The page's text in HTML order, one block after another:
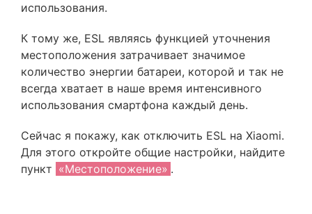
использования.
К тому же, ESL являясь функцией уточнения
местоположения затрачивает значимое
количество энергии батареи, которой и так не
всегда хватает в наше время интенсивного
использования смартфона каждый день.
Сейчас я покажу, как отключить ESL на Xiaomi.
Для этого откройте общие настройки, найдите
пункт «Местоположение» .